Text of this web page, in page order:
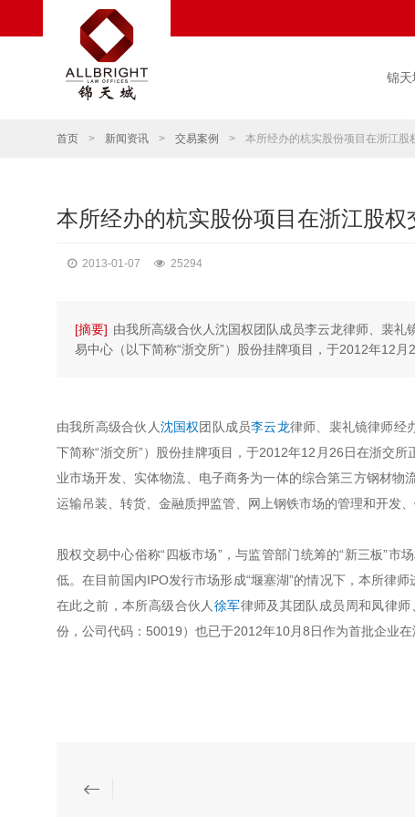
锦天
首页 > 新闻资讯 > 交易案例 > 本所经办的杭实股份项目在浙江股
本所经办的杭实股份项目在浙江股权
2013-01-07 25294
[摘要] 由我所高级合伙人沈国权团队成员李云龙律师、裴礼
易中心（以下简称“浙交所”）股份挂牌项目，于2012年12月
由我所高级合伙人沈国权团队成员李云龙律师、裴礼镜律师经
下简称“浙交所”）股份挂牌项目，于2012年12月26日在浙交
业市场开发、实体物流、电子商务为一体的综合第三方钢材物
运输吊装、转货、金融质押监管、网上钢铁市场的管理和开发
股权交易中心俗称“四板市场”，与监管部门统筹的“新三板”
低。在目前国内IPO发行市场形成“堰塞湖”的情况下，本所律
在此之前，本所高级合伙人 徐军律师及其团队成员周和凤律师
份，公司代码：50019）也已于2012年10月8日作为首批企业在